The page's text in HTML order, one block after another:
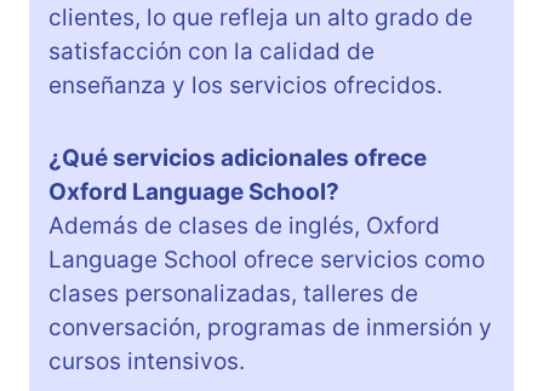
clientes, lo que refleja un alto grado de
satisfacción con la calidad de
enseñanza y los servicios ofrecidos.
¿Qué servicios adicionales ofrece
Oxford Language School?
Además de clases de inglés, Oxford
Language School ofrece servicios como
clases personalizadas, talleres de
conversación, programas de inmersión y
cursos intensivos.